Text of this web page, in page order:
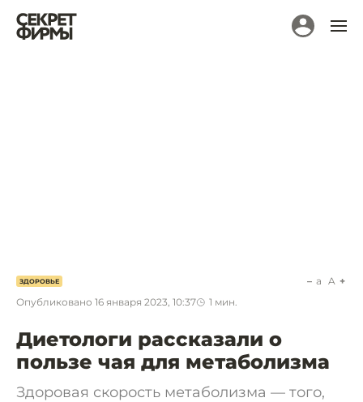
ЗДОРОВЬЕ
Опубликовано 16 января 2023, 10:37 1 мин.
a A
Диетологи рассказали о
пользе чая для метаболизма
Здоровая скорость метаболизма — того,